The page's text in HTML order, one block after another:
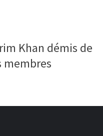
Khan démis de
membres